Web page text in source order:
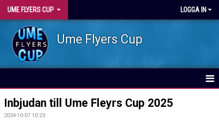
UME FLYERS CUP LOGGA IN
Ume Flyers Cup
HEM
NYHETER
Inbjudan till Ume Fleyrs Cup 2025
2024-10-07 10:23